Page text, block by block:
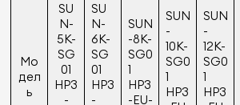
Мо
дел
ь
SU
N-
5K-
SG
01
HP3
-
SU
N-
6K-
SG
01
HP3
-
SUN
-8K-
SG0
1
HP3
-EU-
SUN
-
10K-
SG0
1
HP3
SUN
-
12K-
SG0
1
HP3